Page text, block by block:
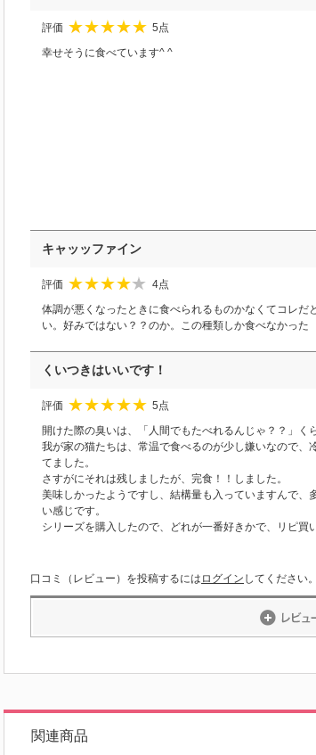
評価
5点
幸せそうに食べています^ ^
キャッッファイン
評価
4点
体調が悪くなったときに食べられるものかなくてコレ
い。好みではない？？のか。この種類しか食べなかった
くいつきはいいです！
評価
5点
開けた際の臭いは、「人間でもたべれるんじゃ？？」く
我が家の猫たちは、常温で食べるのが少し嫌いなので
てました。
さすがにそれは残しましたが、完食！！しました。
美味しかったようですし、結構量も入っていますんで
い感じです。
シリーズを購入したので、どれが一番好きかで、リピ買
口コミ（レビュー）を投稿するには ログイン してください。
関連商品